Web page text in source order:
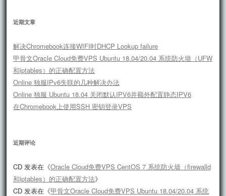
近期文章
解决Chromebook连接WIFI时DHCP Lookup failure
甲骨文Oracle Cloud免费VPS Ubuntu 18.04/20.04 系统防火墙（UFW
和iptables）的正确配置方法
Online 独服IPv6失联的几种解决办法
Online 独服 Ubuntu 18.04 关闭默认IPV6并额外配置静态IPV6
在Chromebook上使用SSH 密钥登录VPS
近期评论
CD 发表在《Oracle Cloud免费VPS CentOS 7 系统防火墙（firewalld
和iptables）的正确配置方法》
CD 发表在《甲骨文Oracle Cloud免费VPS Ubuntu 18.04/20.04 系统